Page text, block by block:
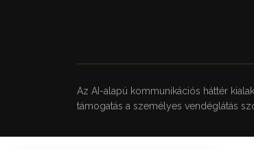
Az AI-alapú kommunikációs háttér
támogatás a személyes vendéglátás